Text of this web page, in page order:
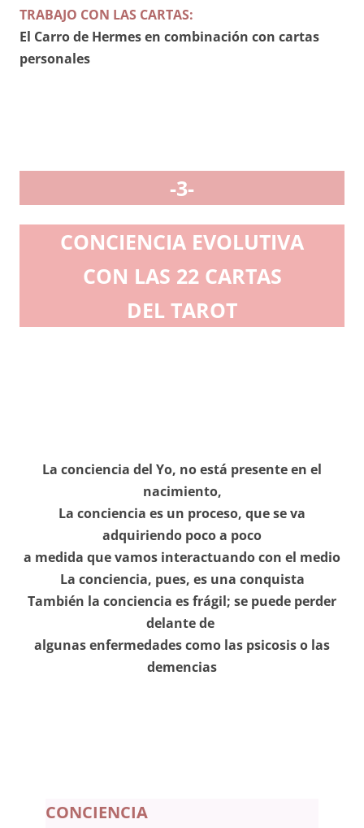
TRABAJO CON LAS CARTAS:
El Carro de Hermes en combinación con cartas
personales
-3-
CONCIENCIA EVOLUTIVA
CON LAS 22 CARTAS
DEL TAROT
La conciencia del Yo, no está presente en el
nacimiento,
La conciencia es un proceso, que se va
adquiriendo poco a poco
a medida que vamos interactuando con el medio
La conciencia, pues, es una conquista
También la conciencia es frágil; se puede perder
delante de
algunas enfermedades como las psicosis o las
demencias
CONCIENCIA